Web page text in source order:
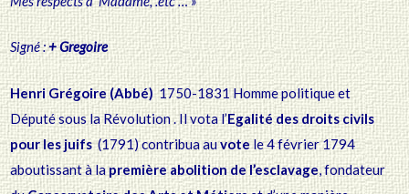
Signé :+ Gregoire
Henri Grégoire (Abbé)1750-1831 Homme politique et
Député sous la Révolution . Il vota l’Egalité des droits civils
pour les juifs(1791) contribua auvotele 4 février 1794
aboutissant à lapremière abolition de l’esclavage, fondateur